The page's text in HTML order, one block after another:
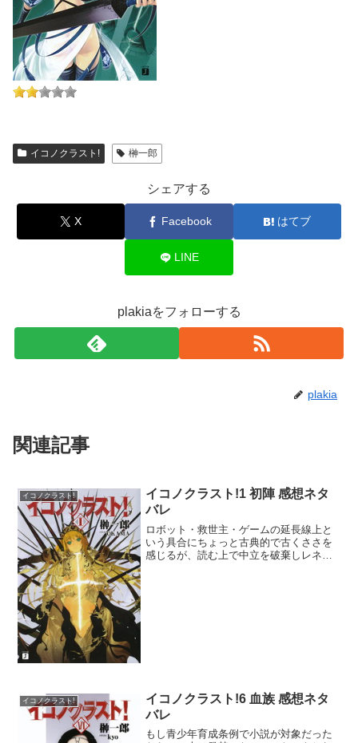
イコノクラスト! 榊一郎
シェアする
X Facebook はてブ
LINE
plakiaをフォローする
plakia
関連記事
イコノクラスト!
イコノクラスト!1 初陣 感想ネタ
バレ
ロボット・救世主・ゲームの延長線上と
いう具合にちょっと古典的で古くささを
感じるが、読む上で中立を破棄しレネゲ
イコノクラスト!
イコノクラスト!6 血族 感想ネタ
バレ
もし青少年育成条例で小説が対象だった